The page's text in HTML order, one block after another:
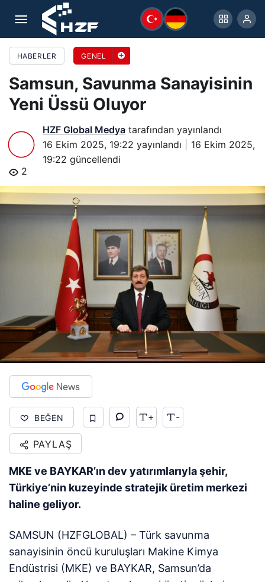
HABERLER GENEL
Samsun, Savunma Sanayisinin
Yeni Üssü Oluyor
HZF Global Medya tarafından yayınlandı
16 Ekim 2025, 19:22 yayınlandı
16 Ekim 2025,
19:22 güncellendi
2
BEĞEN + -
PAYLAŞ
MKE ve BAYKAR’ın dev yatırımlarıyla şehir,
Türkiye’nin kuzeyinde stratejik üretim merkezi
haline geliyor.
SAMSUN (HZFGLOBAL) – Türk savunma
sanayisinin öncü kuruluşları Makine Kimya
Endüstrisi (MKE) ve BAYKAR, Samsun’da
Samsun, Savunma Sanayisinin Yeni Üssü Oluyor